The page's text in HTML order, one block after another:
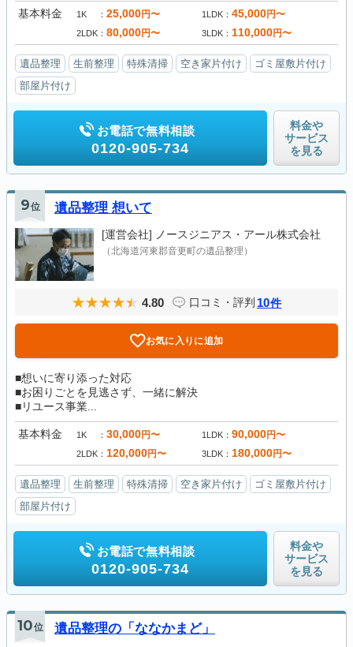
基本料金 1K 25,000円〜 1LDK 45,000円〜
2LDK 80,000円〜 3LDK 110,000円〜
遺品整理 生前整理 特殊清掃 空き家片付け
ゴミ屋敷片付け
部屋片付け
お電話で無料相談
0120-905-734
料金や
サービス
を見る
9位 遺品整理 想いて
[運営会社] ノースジニアス・アール株式会社
（北海道河東郡音更町の遺品整理）
4.80 口コミ・評判 10件
お気に入りに追加
■想いに寄り添った対応
■お困りごとを見逃さず、一緒に解決
■リユース事業...
基本料金 1K 30,000円〜 1LDK 90,000円〜
2LDK 120,000円〜 3LDK 180,000円〜
遺品整理 生前整理 特殊清掃 空き家片付け
ゴミ屋敷片付け
部屋片付け
お電話で無料相談
0120-905-734
料金や
サービス
を見る
10位 遺品整理の「ななかまど」